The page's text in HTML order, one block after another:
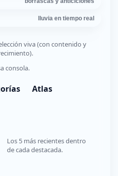
lluvia en tiempo real
viva (con contenido y
consola.
Atlas
Los 5 más recientes dentro
de cada destacada.